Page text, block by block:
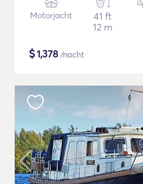
Motorjacht
41 ft
12 m
$1,378 /nacht